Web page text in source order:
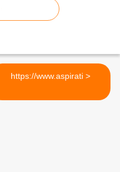
https://www.aspirati >